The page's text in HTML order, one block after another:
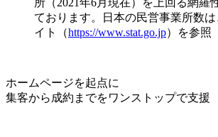
ております。日本の民営事業所数
イト（https://www.stat.go.jp）を参照
ホームページを起点に
集客から成約までをワンストップで支援